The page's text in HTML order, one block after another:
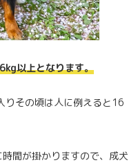
以上となります。
りその頃は人に例えると16
間が掛かりますので、成犬